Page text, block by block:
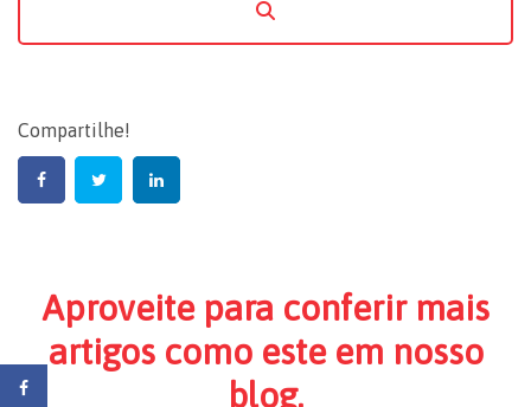
Compartilhe!
Aproveite para conferir mais
artigos como este em nosso
blog.